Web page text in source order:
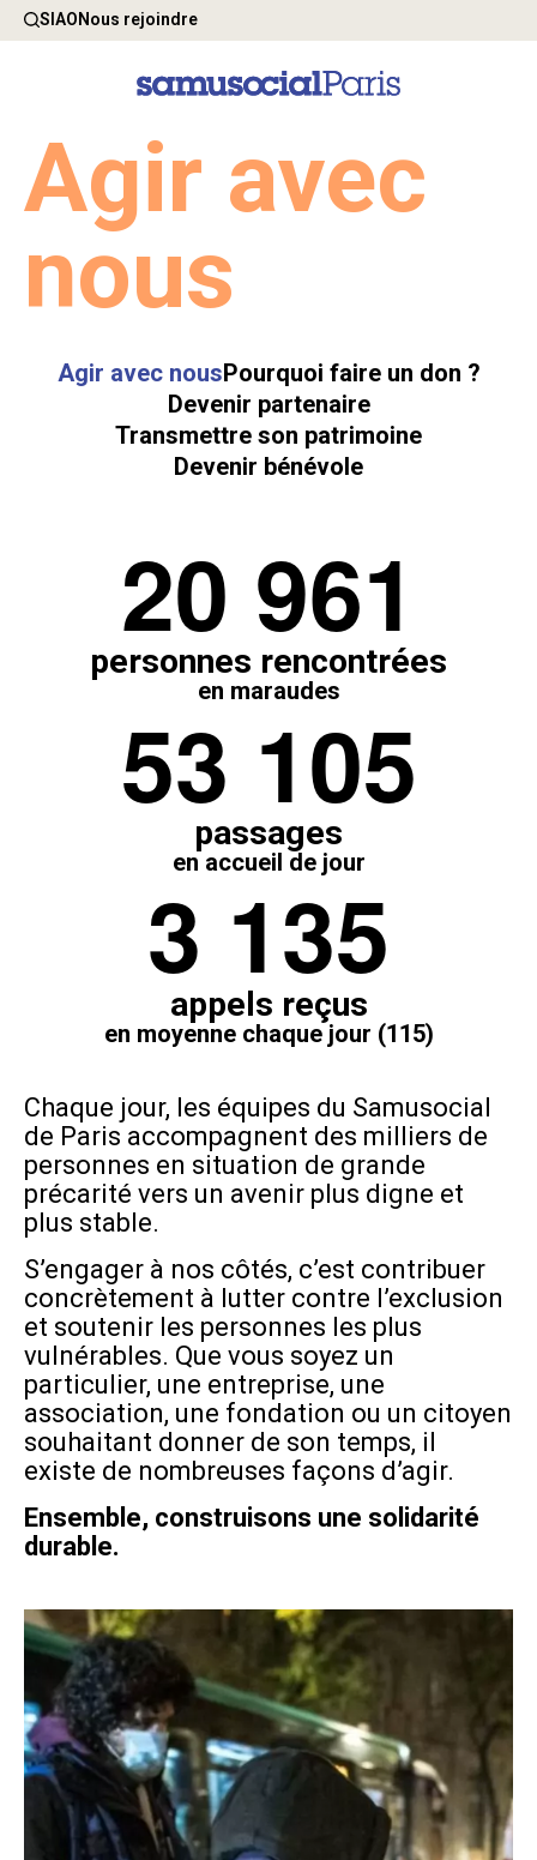
SIAONous rejoindre
Agir avec
nous
Agir avec nousPourquoi faire un don ?
Devenir partenaire
Transmettre son patrimoine
Devenir bénévole
20 961
personnes rencontrées
en maraudes
53 105
passages
en accueil de jour
3 135
appels reçus
en moyenne chaque jour (115)
Chaque jour, les équipes du Samusocial
de Paris accompagnent des milliers de
personnes en situation de grande
précarité vers un avenir plus digne et
plus stable.
S’engager à nos côtés, c’est contribuer
concrètement à lutter contre l’exclusion
et soutenir les personnes les plus
vulnérables. Que vous soyez un
particulier, une entreprise, une
association, une fondation ou un citoyen
souhaitant donner de son temps, il
existe de nombreuses façons d’agir.
Ensemble, construisons une solidarité
durable.